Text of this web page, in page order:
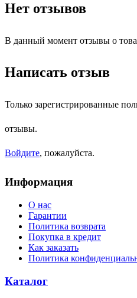
Нет отзывов
В данный момент отзывы о
Написать отзыв
Только зарегистрированные
отзывы.
Войдите, пожалуйста.
Информация
О нас
Гарантии
Политика возврата
Покупка в кредит
Как заказать
Политика
Каталог